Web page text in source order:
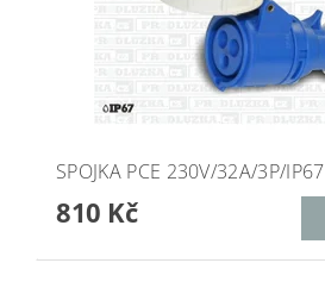
SPOJKA PCE 230V/32A/3P/IP67
810 Kč